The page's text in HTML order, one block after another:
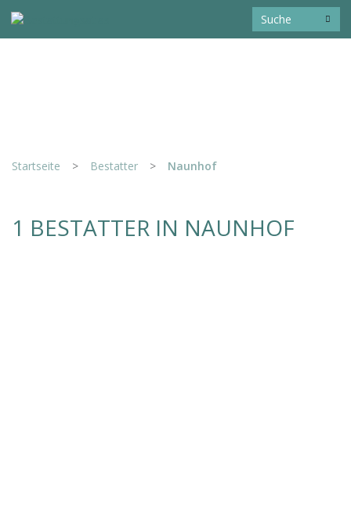
Startseite > Bestatter > Naunhof
1 BESTATTER IN NAUNHOF